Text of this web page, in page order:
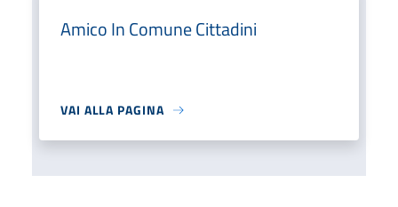
Amico In Comune Cittadini
VAI ALLA PAGINA